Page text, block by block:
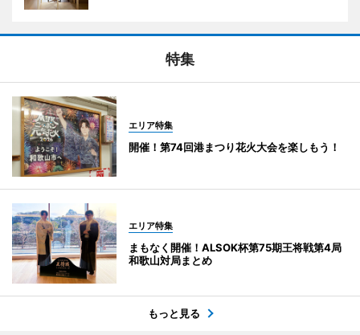
特集
エリア特集
開催！第74回港まつり花火大会を楽しもう！
エリア特集
まもなく開催！ALSOK杯第75期王将戦第4局
和歌山対局まとめ
もっと見る